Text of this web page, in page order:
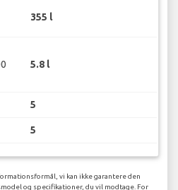
355 l
5.8 l
5
5
vi kan ikke garantere den
og specifikationer, du vil modtage. For